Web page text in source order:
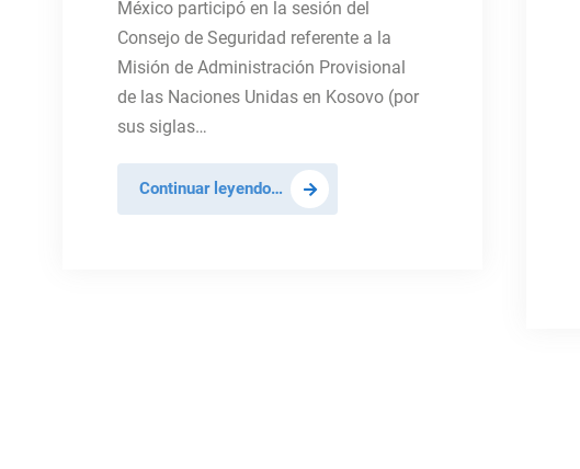
México participó en la sesión del
Consejo de Seguridad referente a la
Misión de Administración Provisional
de las Naciones Unidas en Kosovo (por
sus siglas…
Continuar leyendo… México
participa